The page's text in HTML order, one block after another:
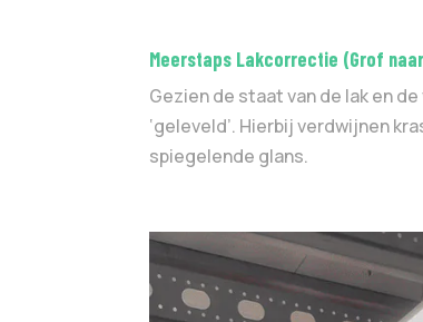
Meerstaps Lakcorrectie (Grof
Gezien de staat van de lak en
‘geleveld’. Hierbij verdwijnen
spiegelende glans.